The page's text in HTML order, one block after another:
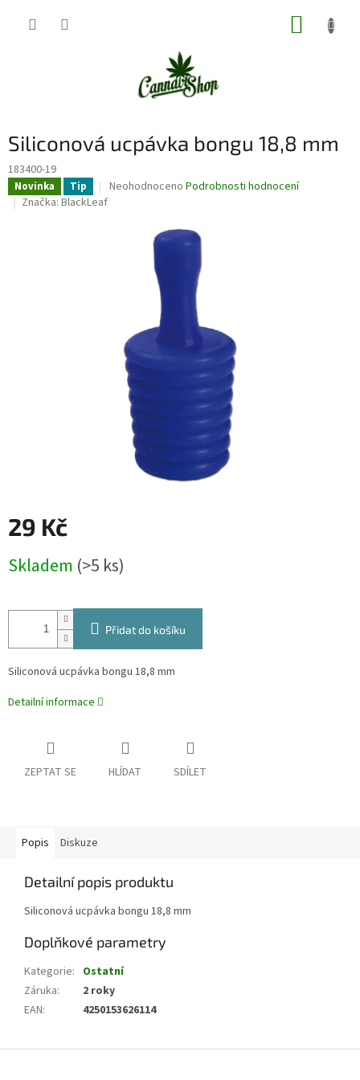
Siliconová ucpávka bongu 18,8 mm
183400-19
Novinka Tip
Průměrné
hvězdiček.
Neohodnoceno Podrobnosti hodnocení
Značka: BlackLeaf
29 Kč
cena:
Skladem (>5 ks)
Přidat do košíku
Siliconová ucpávka bongu 18,8 mm
Detailní informace
ZEPTAT SE HLÍDAT SDÍLET
Popis Diskuze
Detailní popis produktu
Siliconová ucpávka bongu 18,8 mm
Doplňkové parametry
Kategorie: Ostatní
Záruka:
2 roky
EAN: 4250153626114